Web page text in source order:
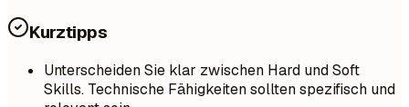
Kurztipps
Unterscheiden Sie klar zwischen Hard und Soft
Skills. Technische Fähigkeiten sollten spezifisch und